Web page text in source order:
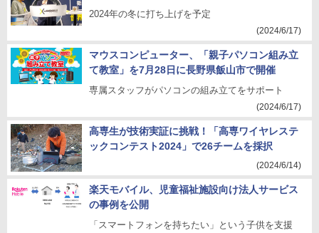
2024年の冬に打ち上げを予定
(2024/6/17)
マウスコンピューター、「親子パソコン組み立
て教室」を7月28日に長野県飯山市で開催
専属スタッフがパソコンの組み立てをサポート
(2024/6/17)
高専生が技術実証に挑戦！「高専ワイヤレステ
ックコンテスト2024」で26チームを採択
(2024/6/14)
楽天モバイル、児童福祉施設向け法人サービス
の事例を公開
「スマートフォンを持ちたい」という子供を支援